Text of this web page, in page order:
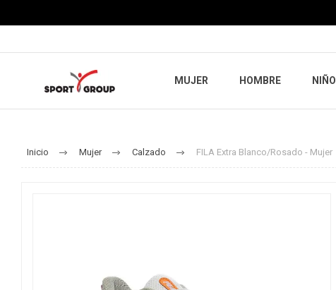
MUJER HOMBRE NIÑO
Inicio Mujer Calzado FILA Extra Blanco/Rosado - Mujer